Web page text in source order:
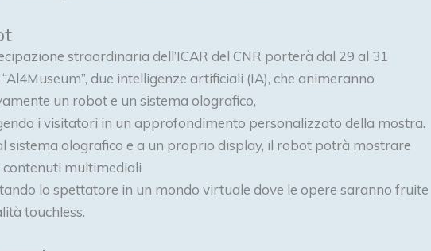
straordinaria dell’ICAR del CNR porterà dal 29 al 31
due intelligenze artificiali (IA), che animeranno
un robot e un sistema olografico,
i visitatori in un approfondimento personalizzato della mostra.
sistema olografico e a un proprio display, il robot potrà mostrare
multimediali
lo spettatore in un mondo virtuale dove le opere saranno fruite
touchless.